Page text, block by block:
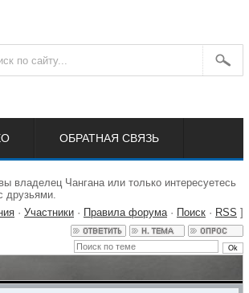
ОБРАТНАЯ СВЯЗЬ
владелец Чангана или только интересуетесь
друзьями.
· Участники · Правила форума· Поиск · RSS ]